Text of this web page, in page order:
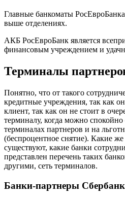
Главные банкоматы
выше отделениях.
АКБ РосЕвроБанк является
финансовым учреждением и
Терминалы
Понятно, что от такого
кредитные учреждения, так как
клиент, так как он не стоит в
терминалу, когда можно спокойно
терминалах партнеров и на
(беспроцентное снятие). Какие
существуют, какие банки
представлен перечень таких
другими, сеть терминалов.
Банки-партнеры